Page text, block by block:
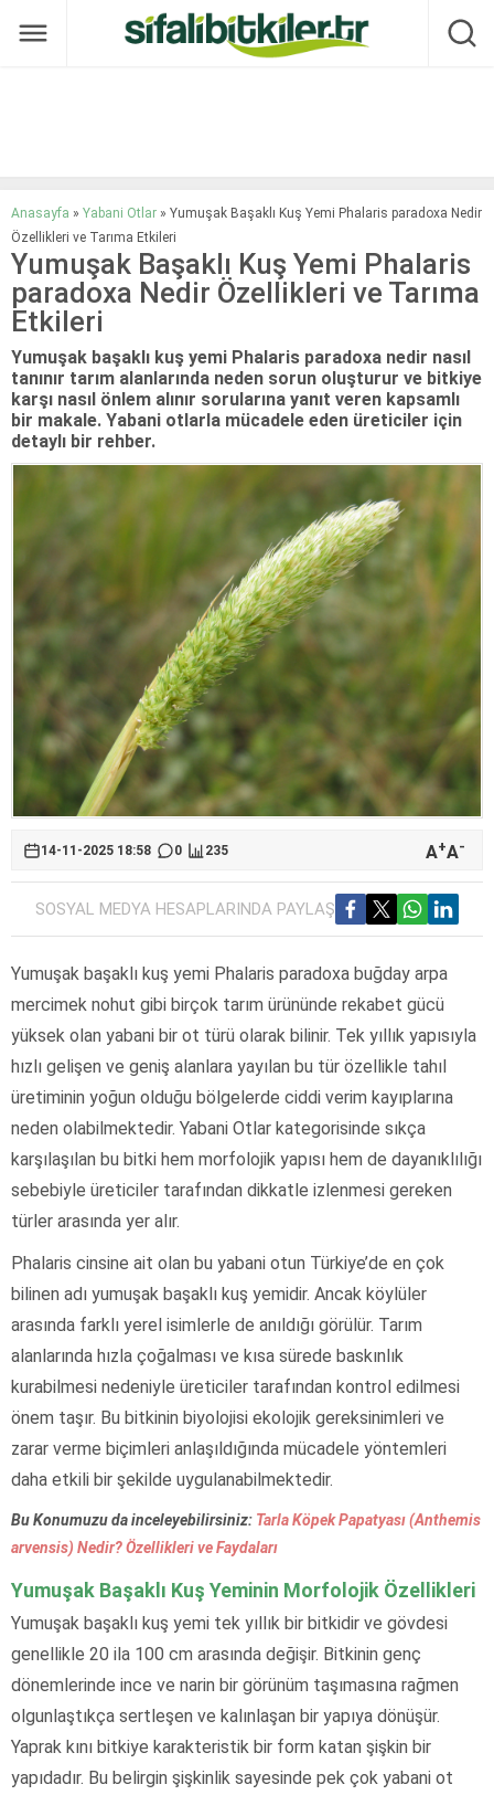
Anasayfa » Yabani Otlar » Yumuşak Başaklı Kuş Yemi Phalaris paradoxa Nedir
Özellikleri ve Tarıma Etkileri
Yumuşak Başaklı Kuş Yemi Phalaris
paradoxa Nedir Özellikleri ve Tarıma
Etkileri
Yumuşak başaklı kuş yemi Phalaris paradoxa nedir nasıl
tanınır tarım alanlarında neden sorun oluşturur ve bitkiye
karşı nasıl önlem alınır sorularına yanıt veren kapsamlı
bir makale. Yabani otlarla mücadele eden üreticiler için
detaylı bir rehber.
14-11-2025 18:58 0 235 A+A-
SOSYAL MEDYA HESAPLARINDA PAYLAŞ
Yumuşak başaklı kuş yemi Phalaris paradoxa buğday arpa
mercimek nohut gibi birçok tarım ürününde rekabet gücü
yüksek olan yabani bir ot türü olarak bilinir. Tek yıllık yapısıyla
hızlı gelişen ve geniş alanlara yayılan bu tür özellikle tahıl
üretiminin yoğun olduğu bölgelerde ciddi verim kayıplarına
neden olabilmektedir. Yabani Otlar kategorisinde sıkça
karşılaşılan bu bitki hem morfolojik yapısı hem de dayanıklılığı
sebebiyle üreticiler tarafından dikkatle izlenmesi gereken
türler arasında yer alır.
Phalaris cinsine ait olan bu yabani otun Türkiye’de en çok
bilinen adı yumuşak başaklı kuş yemidir. Ancak köylüler
arasında farklı yerel isimlerle de anıldığı görülür. Tarım
alanlarında hızla çoğalması ve kısa sürede baskınlık
kurabilmesi nedeniyle üreticiler tarafından kontrol edilmesi
önem taşır. Bu bitkinin biyolojisi ekolojik gereksinimleri ve
zarar verme biçimleri anlaşıldığında mücadele yöntemleri
daha etkili bir şekilde uygulanabilmektedir.
Bu Konumuzu da inceleyebilirsiniz: Tarla Köpek Papatyası (Anthemis
arvensis) Nedir? Özellikleri ve Faydaları
Yumuşak Başaklı Kuş Yeminin Morfolojik Özellikleri
Yumuşak başaklı kuş yemi tek yıllık bir bitkidir ve gövdesi
genellikle 20 ila 100 cm arasında değişir. Bitkinin genç
dönemlerinde ince ve narin bir görünüm taşımasına rağmen
olgunlaştıkça sertleşen ve kalınlaşan bir yapıya dönüşür.
Yaprak kını bitkiye karakteristik bir form katan şişkin bir
yapıdadır. Bu belirgin şişkinlik sayesinde pek çok yabani ot